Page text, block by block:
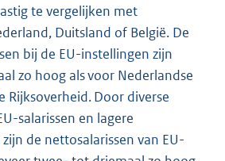
te vergelijken met
Duitsland of België. De
bij de EU-instellingen zijn
zo hoog als voor Nederlandse
Rijksoverheid. Door diverse
salarissen en lagere
de nettosalarissen van EU-